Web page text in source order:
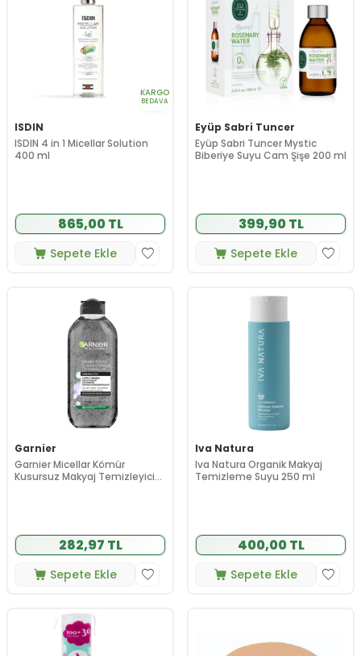
KARGO
BEDAVA
ISDIN
ISDIN 4 in 1 Micellar Solution
400 ml
865,00 TL
Sepete Ekle
Eyüp Sabri Tuncer
Eyüp Sabri Tuncer Mystic
Biberiye Suyu Cam Şişe 200 ml
399,90 TL
Sepete Ekle
Garnier
Garnier Micellar Kömür
Kusursuz Makyaj Temizleyici
282,97 TL
Sepete Ekle
Iva Natura
Iva Natura Organik Makyaj
Temizleme Suyu 250 ml
400,00 TL
Sepete Ekle